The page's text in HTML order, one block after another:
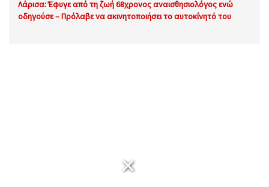
Λάρισα: Έφυγε από τη ζωή 68χρονος αναισθησιολόγος ενώ
οδηγούσε – Πρόλαβε να ακινητοποιήσει το αυτοκίνητό του